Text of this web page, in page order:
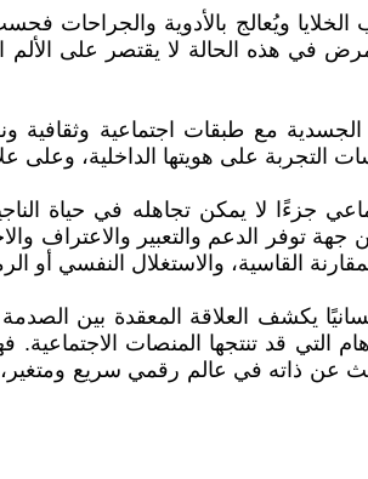
ويُعالج بالأدوية والجراحات
في هذه الحالة لا يقتصر على الألم
مع طبقات اجتماعية وثقافية
على هويتها الداخلية، وعلى
جزءًا لا يمكن تجاهله في حياة
الدعم والتعبير والاعتراف
القاسية، والاستغلال النفسي أو
يكشف العلاقة المعقدة بين
التي قد تنتجها المنصات
عن ذاته في عالم رقمي سريع